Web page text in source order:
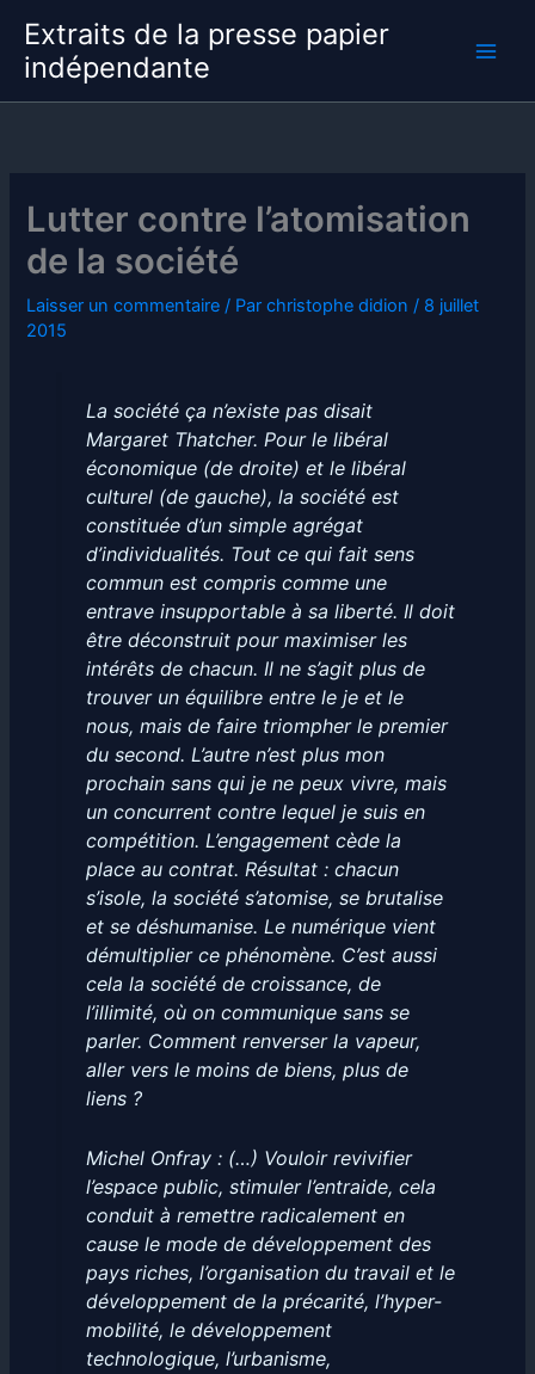
contenu
Extraits de la presse papier
indépendante
Lutter contre l’atomisation
de la société
Laisser un commentaire / Parchristophe didion / 8 juillet
2015
La société ça n’existe pasdisait
Margaret Thatcher. Pour le libéral
économique (de droite) et le libéral
culturel (de gauche), la société est
constituée d’un simple agrégat
d’individualités. Tout ce qui fait sens
commun est compris comme une
entrave insupportable à sa liberté. Il doit
être déconstruitpour maximiser les
intérêts de chacun. Il ne s’agit plus de
trouver un équilibre entre le jeet le
nous, mais de faire triompher le premier
du second. L’autre n’est plus mon
prochain sans qui je ne peux vivre, mais
un concurrent contre lequel je suis en
compétition. L’engagement cède la
place au contrat. Résultat : chacun
s’isole, la société s’atomise, se brutalise
et se déshumanise. Le numérique vient
démultiplier ce phénomène. C’est aussi
cela la société de croissance, de
l’illimité, où on communiquesans se
parler. Comment renverser la vapeur,
aller vers le moins de biens, plus de
liens?
Michel Onfray : (…) Vouloir revivifier
l’espace public, stimuler l’entraide, cela
conduit à remettre radicalement en
cause le mode de développement des
pays riches, l’organisation du travail et le
développement de la précarité, l’hyper-
mobilité, le développement
technologique, l’urbanisme,